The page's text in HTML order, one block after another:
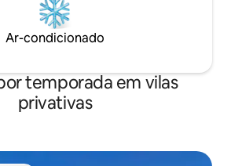
Ar-condicionado
temporada em vilas
privativas